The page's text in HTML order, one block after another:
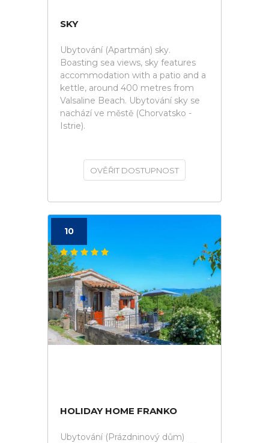
SKY
Ubytování (Apartmán) sky.
Boasting sea views, sky features
accommodation with a patio and a
kettle, around 400 metres from
Valsaline Beach. Ubytování sky se
nachází ve městě (Chorvatsko -
Istrie).
OVĚŘIT DOSTUPNOST
10
HOLIDAY HOME FRANKO
Ubytování (Prázdninový dům)